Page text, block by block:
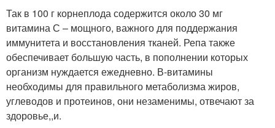
Так в 100 г корнеплода содержится около 30 мг
витамина С – мощного, важного для поддержания
иммунитета и восстановления тканей. Репа также
обеспечивает большую часть, в пополнении которых
организм нуждается ежедневно. В-витамины
необходимы для правильного метаболизма жиров,
углеводов и протеинов, они незаменимы, отвечают за
здоровье,,и.